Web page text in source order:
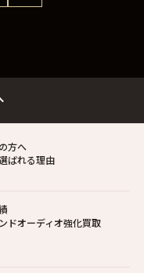
方へ
ばれる理由
ドオーディオ強化買取